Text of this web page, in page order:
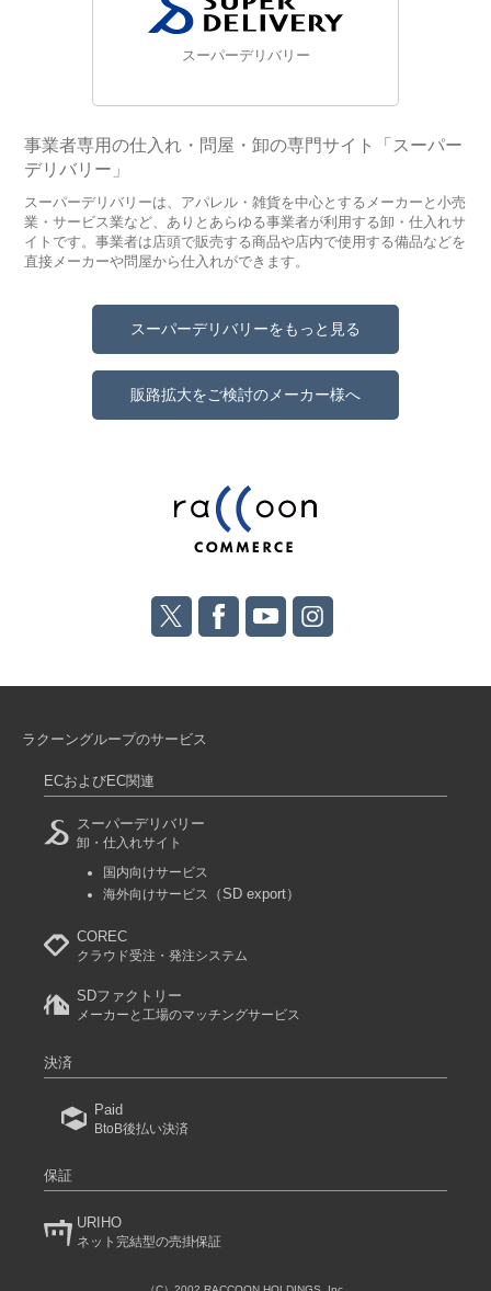
スーパーデリバリー
事業者専用の仕入れ・問屋・卸の専門サイト「スーパー
デリバリー」
スーパーデリバリーは、アパレル・雑貨を中心とするメーカーと小売
業・サービス業など、ありとあらゆる事業者が利用する卸・仕入れサ
イトです。事業者は店頭で販売する商品や店内で使用する備品などを
直接メーカーや問屋から仕入れができます。
スーパーデリバリーをもっと見る
販路拡大をご検討のメーカー様へ
ラクーングループのサービス
ECおよびEC関連
スーパーデリバリー
卸・仕入れサイト
国内向けサービス
海外向けサービス
（SD export）
COREC
クラウド受注・発注システム
SDファクトリー
メーカーと工場のマッチングサービス
決済
Paid
BtoB後払い決済
保証
URIHO
ネット完結型の売掛保証